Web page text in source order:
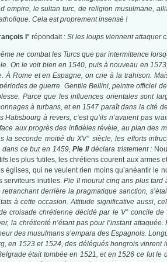
empire, le sultan turc, de religion musulmane,
Cela est proprement insensé !
I°répondait :Si les loups viennent attaquer
ne combat les Turcs que par intermittence
On le voit bien en 1540, puis à nouveau en
À Rome et en Espagne, on crie à la trahison.
de guerre. Gentile Bellini, peintre officiel
Parce que les influences orientales sont
à turbans, et en 1547 paraît dans la cité
Habsbourg à revers, c’est qu’ils n’avaient pas
aux progrès des infidèles révèle, au plan des
la seconde moitié du XV° siècle, les efforts
dans ce but en 1459,Pie IIdéclara tristement :
les plus futiles, les chrétiens courent aux
églises, qui ne veulent rien moins qu’anéantir le
serviteurs inutiles.Pie II mourut cinq ans plus tard
retranchant derrière la pragmatique sanction,
à cette occasion. Attitude significative aussi,
croisade chrétienne décidé par le V° concile
la chrétienté n’étant pas pour l’instant
des musulmans s’empara des Espagnols.
en 1523 et 1524, des délégués hongrois
était tombée en 1521, et en 1526 ce fut